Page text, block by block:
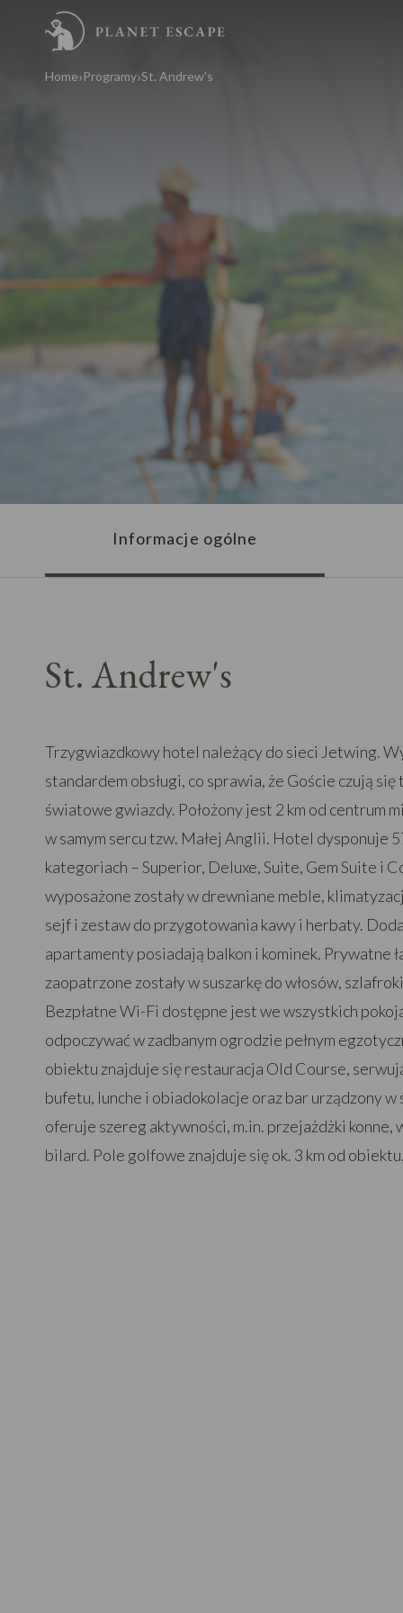
Home Programy St. Andrew's
Informacje ogólne
St. Andrew's
Trzygwiazdkowy hotel należący do sieci Jetwing.
standardem obsługi, co sprawia, że Goście czują
światowe gwiazdy. Położony jest 2 km od centrum
w samym sercu tzw. Małej Anglii. Hotel dysponuje
kategoriach – Superior, Deluxe, Suite, Gem Suite i
wyposażone zostały w drewniane meble,
sejf i zestaw do przygotowania kawy i herbaty.
apartamenty posiadają balkon i kominek. Prywatne
zaopatrzone zostały w suszarkę do włosów,
Bezpłatne Wi-Fi dostępne jest we wszystkich
odpoczywać w zadbanym ogrodzie pełnym
obiektu znajduje się restauracja Old Course,
bufetu, lunche i obiadokolacje oraz bar urządzony
oferuje szereg aktywności, m.in. przejażdżki
bilard. Pole golfowe znajduje się ok. 3 km od